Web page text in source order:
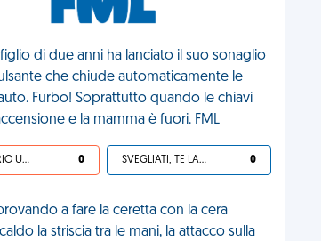
di due anni ha lanciato il suo sonaglio
che chiude automaticamente le
Furbo! Soprattutto quando le chiavi
e la mamma è fuori. FML
SÌ, È PROPRIO UNA VDM! 0 SVEGLIATI, TE LA SEI CERCATA! 0
a fare la ceretta con la cera
la striscia tra le mani, la attacco sulla